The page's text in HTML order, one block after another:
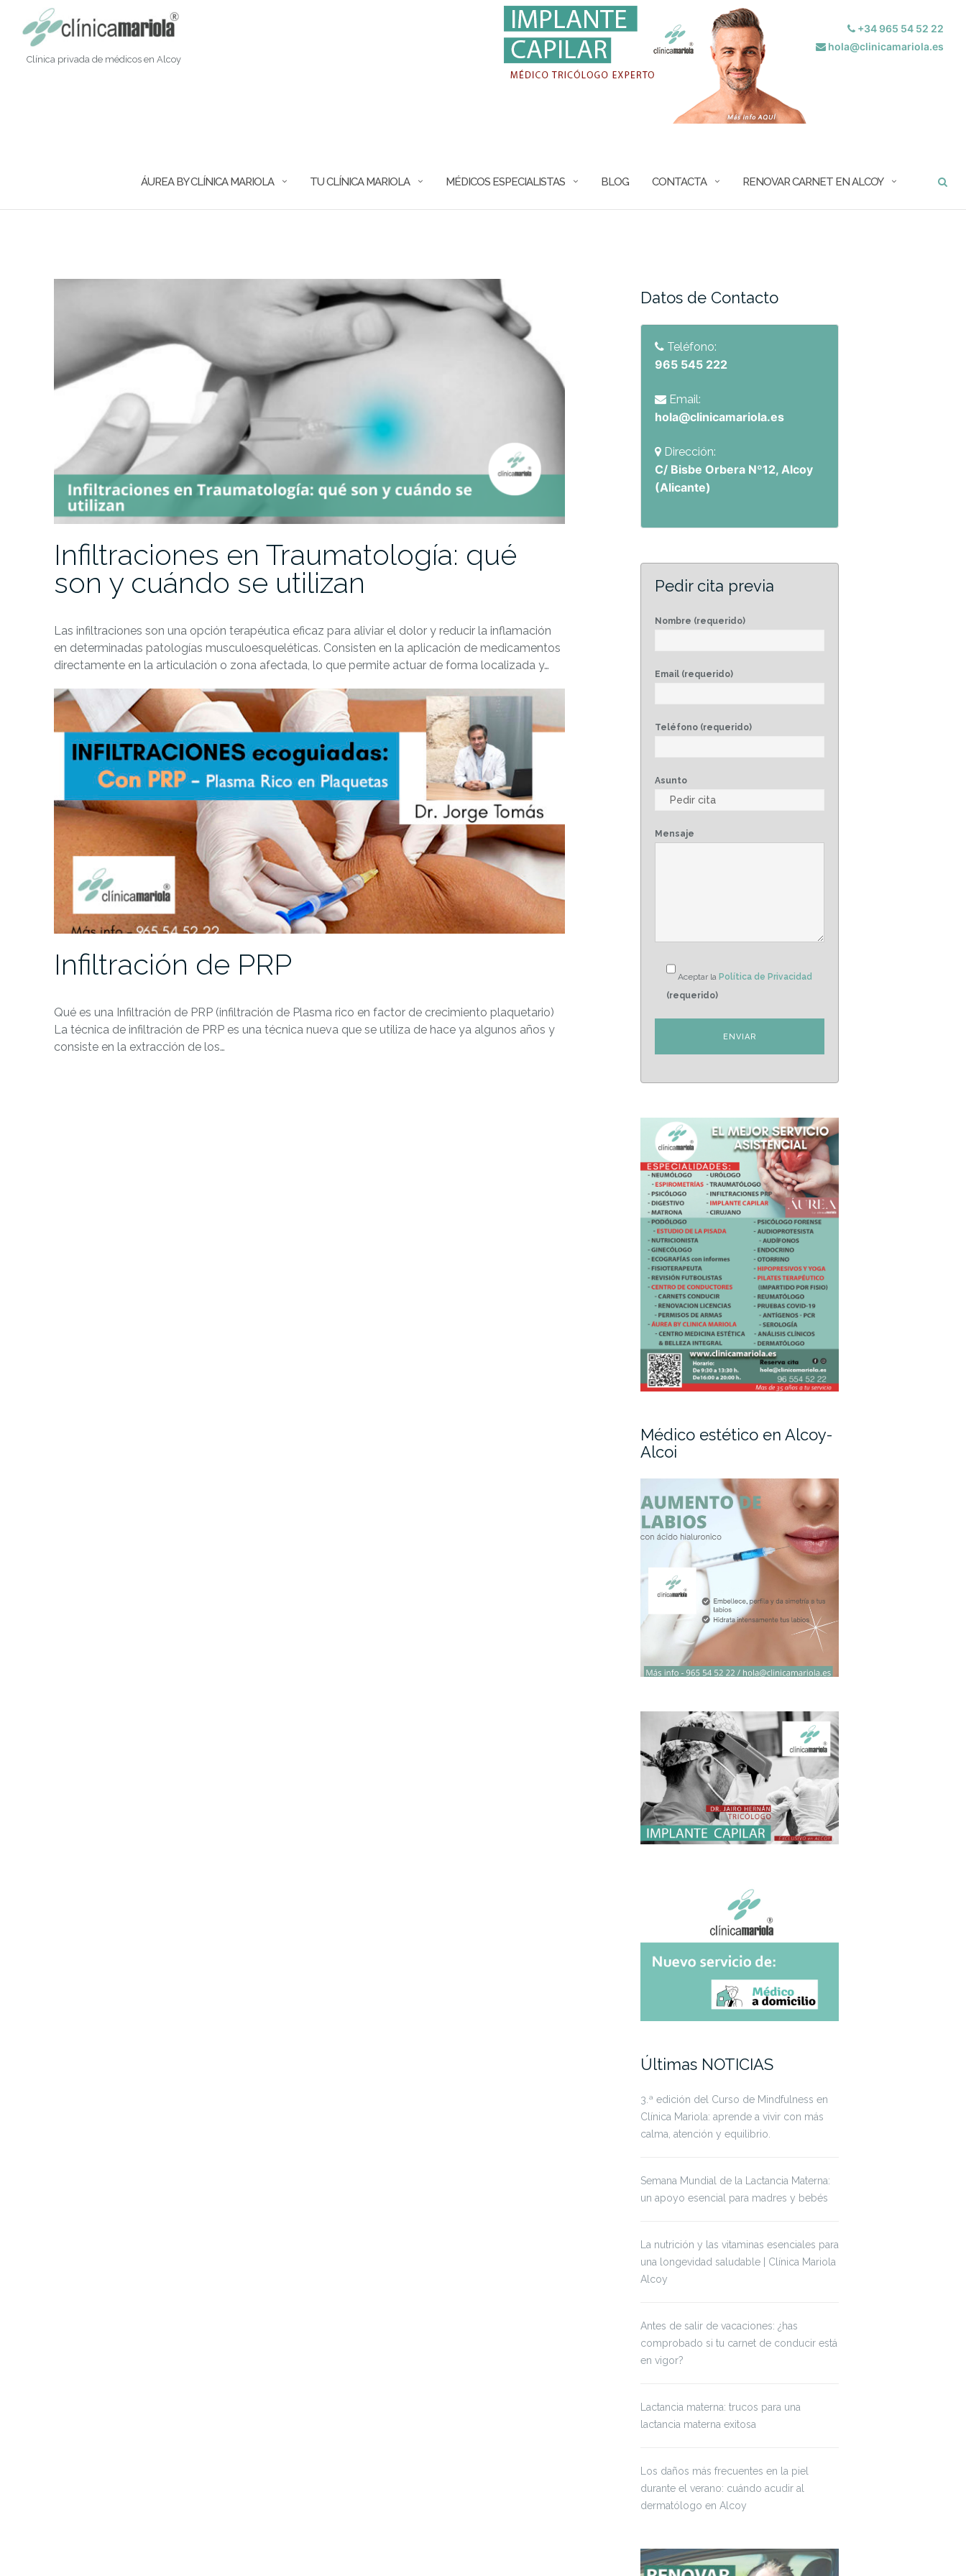
contenido
Clínica privada de médicos en Alcoy
+34 965 54 52 22
hola@clinicamariola.es
ÁUREA BY CLÍNICA MARIOLA TU CLÍNICA MARIOLA MÉDICOS ESPECIALISTAS BLOG CONTACTA RENOVAR CARNET EN ALCOY
Infiltraciones en Traumatología: qué
son y cuándo se utilizan
Las infiltraciones son una opción terapéutica eficaz para aliviar el dolor y reducir la inflamación
en determinadas patologías musculoesqueléticas. Consisten en la aplicación de medicamentos
directamente en la articulación o zona afectada, lo que permite actuar de forma localizada y…
Infiltración de PRP
Qué es una Infiltración de PRP (infiltración de Plasma rico en factor de crecimiento plaquetario)
La técnica de infiltración de PRP es una técnica nueva que se utiliza de hace ya algunos años y
consiste en la extracción de los…
Datos de Contacto
Teléfono:
965 545 222
Email:
hola@clinicamariola.es
Dirección:
C/ Bisbe Orbera Nº12, Alcoy
(Alicante)
Pedir cita previa
Nombre (requerido)
Email (requerido)
Teléfono (requerido)
Asunto
Mensaje
Aceptar la Política de Privacidad
(requerido)
Médico estético en Alcoy-
Alcoi
Últimas NOTICIAS
3.ª edición del Curso de Mindfulness en
Clínica Mariola: aprende a vivir con más
calma, atención y equilibrio.
Semana Mundial de la Lactancia Materna:
un apoyo esencial para madres y bebés
La nutrición y las vitaminas esenciales para
una longevidad saludable | Clínica Mariola
Alcoy
Antes de salir de vacaciones: ¿has
comprobado si tu carnet de conducir está
en vigor?
Lactancia materna: trucos para una
lactancia materna exitosa
Los daños más frecuentes en la piel
durante el verano: cuándo acudir al
dermatólogo en Alcoy